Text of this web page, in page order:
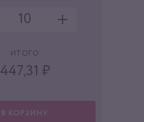
ИТОГО
447,31 ₽
В КОРЗИНУ